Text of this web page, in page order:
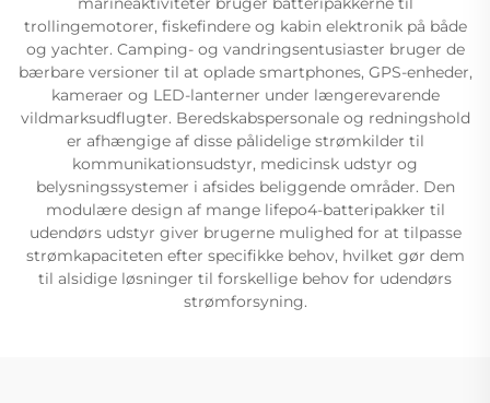
trollingemotorer, fiskefindere og kabin elektronik på både
og yachter. Camping- og vandringsentusiaster bruger de
bærbare versioner til at oplade smartphones, GPS-enheder,
kameraer og LED-lanterner under længerevarende
vildmarksudflugter. Beredskabspersonale og redningshold
er afhængige af disse pålidelige strømkilder til
kommunikationsudstyr, medicinsk udstyr og
belysningssystemer i afsides beliggende områder. Den
modulære design af mange lifepo4-batteripakker til
udendørs udstyr giver brugerne mulighed for at tilpasse
strømkapaciteten efter specifikke behov, hvilket gør dem
til alsidige løsninger til forskellige behov for udendørs
strømforsyning.